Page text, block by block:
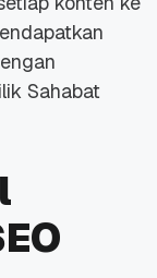
Sahabat